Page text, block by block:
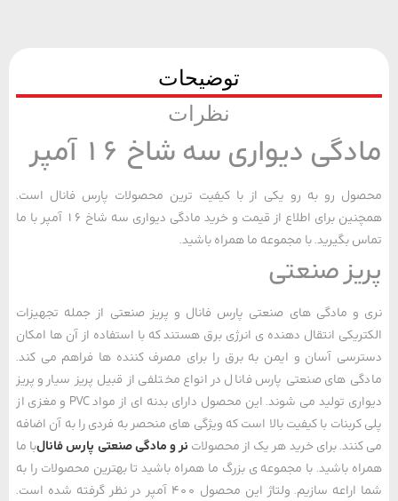
توضیحات
نظرات
دیواری سه شاخ 16 آمپر
رو به رو یکی از با کیفیت ترین محصولات پارس فانال است.
همچنین برای اطلاع از قیمت و خرید مادگی دیواری سه شاخ 16 آمپر با ما
بگیرید. با مجموعه ما همراه باشید.
صنعتی
و مادگی ‌های صنعتی پارس فانال و پریز صنعتی از جمله تجهیزات
انتقال دهنده ی انرژی برق هستند که با استفاده از آن ها امکان
آسان و ایمن به برق را برای مصرف کننده ‌ها فراهم می‌ کند.
های صنعتی پارس فانال در انواع مختلفی از قبیل پریز سیار و پریز
دیواری تولید می‌ شوند. این محصول دارای بدنه‌ ای از مواد PVC و مغزی از
با کیفیت بالا است که ویژگی ‌های منحصر به فردی را به آن اضافه
برای خرید هر یک از محصولاتنر و مادگی صنعتی پارس فانالبا ما
باشید. با مجموعه ی بزرگ ما همراه باشید تا بهترین محصولات را به
شما اراعه سازیم. ولتاژ این محصول 400 آمپر در نظر گرفته شده است.